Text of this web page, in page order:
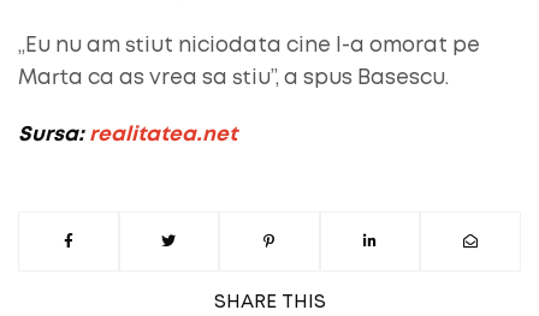
SHARE THIS
„Eu nu am stiut niciodata cine l-a omorat pe
Marta ca as vrea sa stiu”, a spus Basescu.
Sursa: realitatea.net